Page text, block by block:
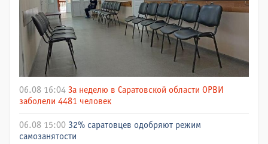
06.08 16:04 За неделю в Саратовской области ОРВИ
заболели 4481 человек
06.08 15:00 32% саратовцев одобряют режим
самозанятости